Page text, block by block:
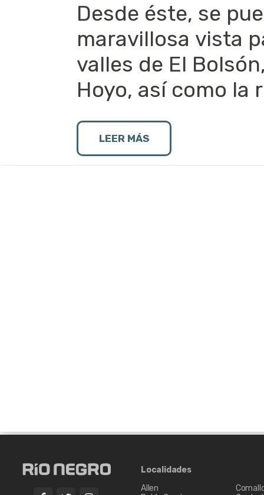
Desde éste, se
maravillosa vista
valles de El
Hoyo, así como la
Se accede por un camino
donde está el estacionamiento.
particular pero también hay un
en donde se ofrece el servicio
LEER MÁS
Localidades
Allen